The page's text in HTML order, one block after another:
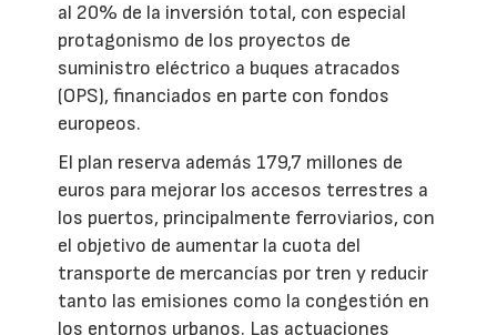
al 20% de la inversión total, con especial
protagonismo de los proyectos de
suministro eléctrico a buques atracados
(OPS), financiados en parte con fondos
europeos.
El plan reserva además 179,7 millones de
euros para mejorar los accesos terrestres a
los puertos, principalmente ferroviarios, con
el objetivo de aumentar la cuota del
transporte de mercancías por tren y reducir
tanto las emisiones como la congestión en
los entornos urbanos. Las actuaciones